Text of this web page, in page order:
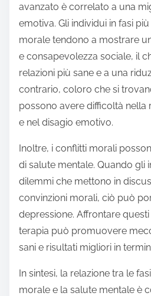
avanzato è correlato a una
emotiva. Gli individui in fasi
morale tendono a mostrare
e consapevolezza sociale, il
relazioni più sane e a una
contrario, coloro che si
possono avere difficoltà nella
e nel disagio emotivo.
Inoltre, i conflitti morali
di salute mentale. Quando gli
dilemmi che mettono in
convinzioni morali, ciò può
depressione. Affrontare
terapia può promuovere
sani e risultati migliori in
In sintesi, la relazione tra le
morale e la salute mentale è